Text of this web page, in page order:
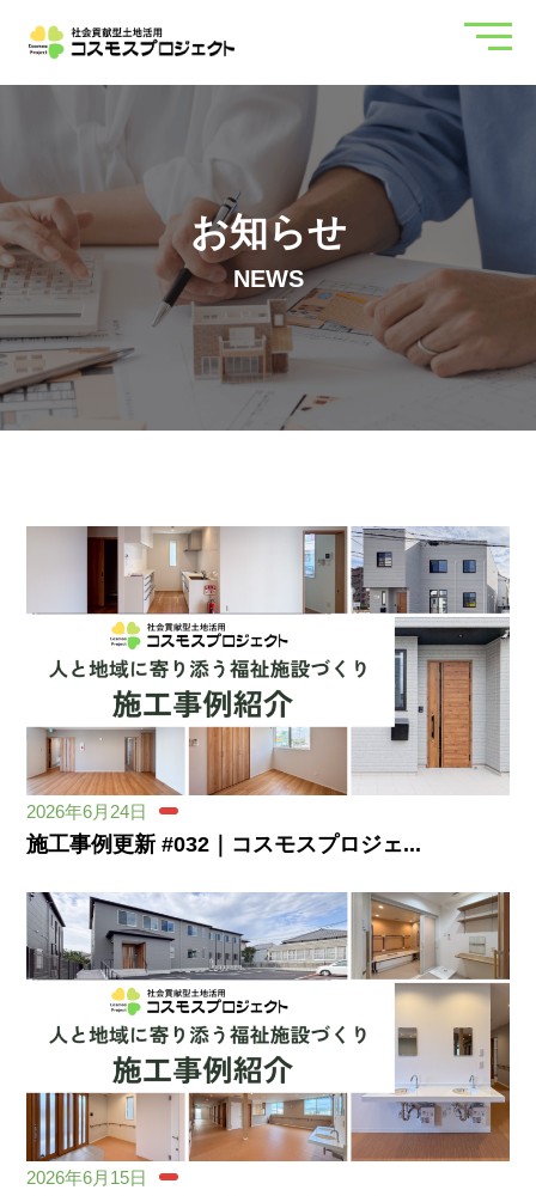
お知らせ
NEWS
2026年6月24日
施工事例更新 #032｜コスモスプロジェ...
2026年6月15日